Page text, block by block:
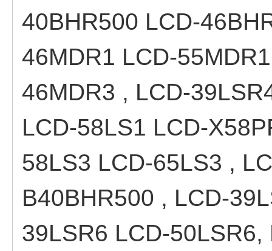
40BHR500 LCD-
46MDR1 LCD-
46MDR3 , LCD-
LCD-58LS1 LCD-
58LS3 LCD-65LS3 ,
B40BHR500 , LCD-
39LSR6 LCD-